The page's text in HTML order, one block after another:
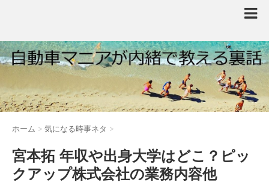
ホーム > 気になる時事ネタ >
宮本拓 年収や出身大学はどこ？ピッ
クアップ株式会社の業務内容他